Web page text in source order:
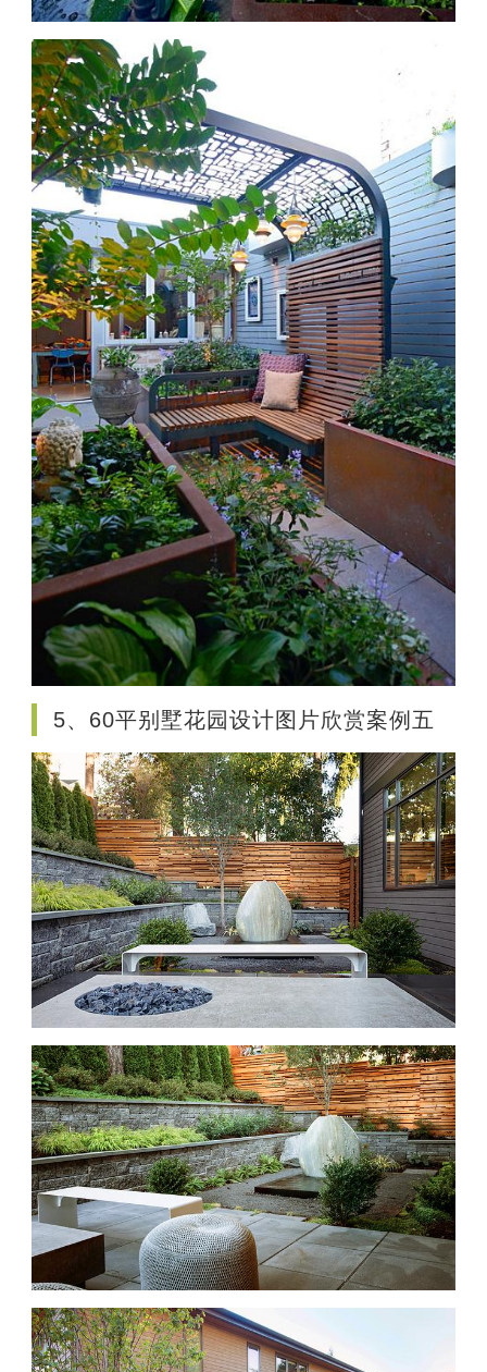
5、60平别墅花园设计图片欣赏案例五